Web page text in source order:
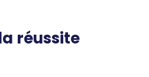
réussite